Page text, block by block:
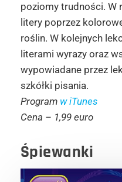
poziomy trudności. W
litery poprzez
roślin. W kolejnych
literami wyrazy oraz
wypowiadane przez
szkółki pisania.
Program w iTunes
Cena – 1,99 euro
Śpiewanki